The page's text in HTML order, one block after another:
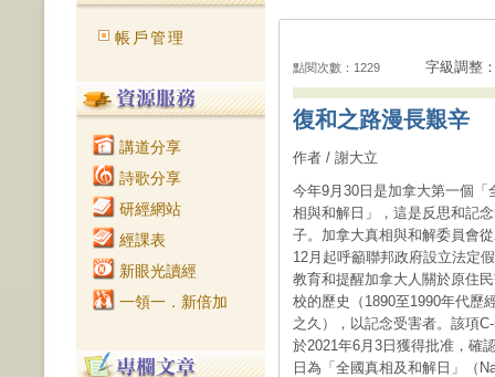
帳戶管理
講道分享
詩歌分享
研經網站
經課表
新眼光讀經
一領一．新倍加
點閱次數：1229 字級調整
復和之路漫長艱辛
作者 / 謝大立
今年9月30日是加拿大第一個「
相與和解日」，這是反思和記
子。加拿大真相與和解委員會
12月起呼籲聯邦政府設立法定
教育和提醒加拿大人關於原住
校的歷史（1890至1990年代歷
之久），以記念受害者。該項
於2021年6月3日獲得批准，確
日為「全國真相及和解日」（